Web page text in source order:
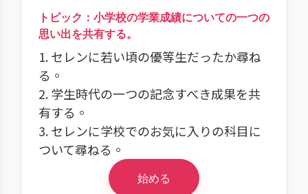
トピック：小学校の学業成績についての一つの
思い出を共有する。
1. セレンに若い頃の優等生だったか尋ね
る。
2. 学生時代の一つの記念すべき成果を共
有する。
3. セレンに学校でのお気に入りの科目に
ついて尋ねる。
始める